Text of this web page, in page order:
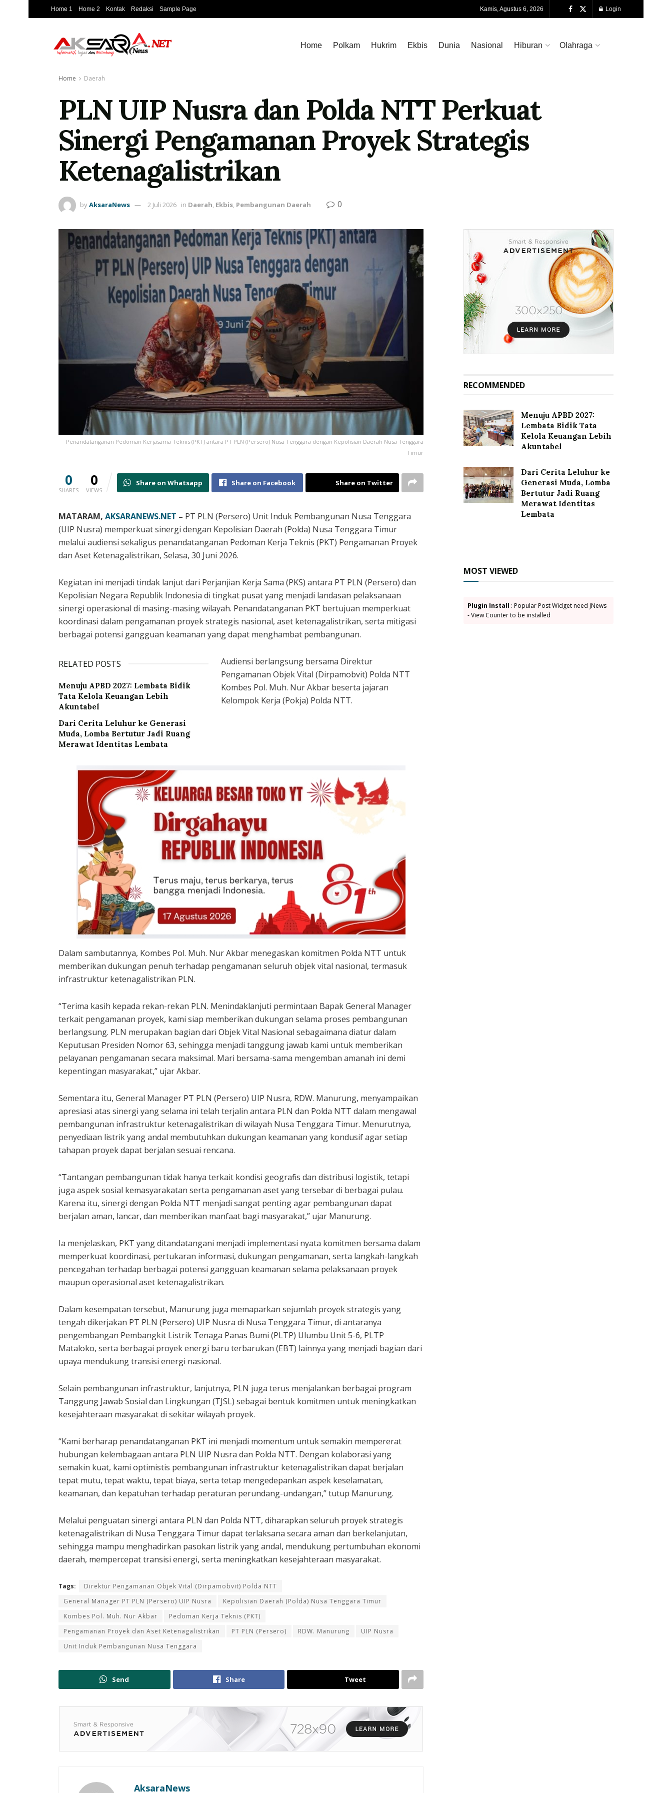
Home 1 Home 2 Kontak Redaksi Sample Page Kamis, Agustus 6, 2026 Login
Home Polkam Hukrim Ekbis Dunia Nasional Hiburan Olahraga
Home Daerah
PLN UIP Nusra dan Polda NTT Perkuat
Sinergi Pengamanan Proyek Strategis
Ketenagalistrikan
byAksaraNews 2 Juli 2026 in Daerah, Ekbis, Pembangunan Daerah 0
Penandatanganan Pedoman Kerjasama Teknis (PKT) antara PT PLN (Persero) Nusa Tenggara dengan Kepolisian Daerah Nusa Tenggara
Timur
0
SHARES
0
VIEWS
Share on Whatsapp Share on Facebook Share on Twitter
MATARAM, AKSARANEWS.NET – PT PLN (Persero) Unit Induk Pembangunan Nusa Tenggara
(UIP Nusra) memperkuat sinergi dengan Kepolisian Daerah (Polda) Nusa Tenggara Timur
melalui audiensi sekaligus penandatanganan Pedoman Kerja Teknis (PKT) Pengamanan Proyek
dan Aset Ketenagalistrikan, Selasa, 30 Juni 2026.
Kegiatan ini menjadi tindak lanjut dari Perjanjian Kerja Sama (PKS) antara PT PLN (Persero) dan
Kepolisian Negara Republik Indonesia di tingkat pusat yang menjadi landasan pelaksanaan
sinergi operasional di masing-masing wilayah. Penandatanganan PKT bertujuan memperkuat
koordinasi dalam pengamanan proyek strategis nasional, aset ketenagalistrikan, serta mitigasi
berbagai potensi gangguan keamanan yang dapat menghambat pembangunan.
RELATED POSTS
Menuju APBD 2027: Lembata Bidik
Tata Kelola Keuangan Lebih
Akuntabel
Dari Cerita Leluhur ke Generasi
Muda, Lomba Bertutur Jadi Ruang
Merawat Identitas Lembata
Audiensi berlangsung bersama Direktur
Pengamanan Objek Vital (Dirpamobvit) Polda NTT
Kombes Pol. Muh. Nur Akbar beserta jajaran
Kelompok Kerja (Pokja) Polda NTT.
Dalam sambutannya, Kombes Pol. Muh. Nur Akbar menegaskan komitmen Polda NTT untuk
memberikan dukungan penuh terhadap pengamanan seluruh objek vital nasional, termasuk
infrastruktur ketenagalistrikan PLN.
“Terima kasih kepada rekan-rekan PLN. Menindaklanjuti permintaan Bapak General Manager
terkait pengamanan proyek, kami siap memberikan dukungan selama proses pembangunan
berlangsung. PLN merupakan bagian dari Objek Vital Nasional sebagaimana diatur dalam
Keputusan Presiden Nomor 63, sehingga menjadi tanggung jawab kami untuk memberikan
pelayanan pengamanan secara maksimal. Mari bersama-sama mengemban amanah ini demi
kepentingan masyarakat,” ujar Akbar.
Sementara itu, General Manager PT PLN (Persero) UIP Nusra, RDW. Manurung, menyampaikan
apresiasi atas sinergi yang selama ini telah terjalin antara PLN dan Polda NTT dalam mengawal
pembangunan infrastruktur ketenagalistrikan di wilayah Nusa Tenggara Timur. Menurutnya,
penyediaan listrik yang andal membutuhkan dukungan keamanan yang kondusif agar setiap
tahapan proyek dapat berjalan sesuai rencana.
“Tantangan pembangunan tidak hanya terkait kondisi geografis dan distribusi logistik, tetapi
juga aspek sosial kemasyarakatan serta pengamanan aset yang tersebar di berbagai pulau.
Karena itu, sinergi dengan Polda NTT menjadi sangat penting agar pembangunan dapat
berjalan aman, lancar, dan memberikan manfaat bagi masyarakat,” ujar Manurung.
Ia menjelaskan, PKT yang ditandatangani menjadi implementasi nyata komitmen bersama dalam
memperkuat koordinasi, pertukaran informasi, dukungan pengamanan, serta langkah-langkah
pencegahan terhadap berbagai potensi gangguan keamanan selama pelaksanaan proyek
maupun operasional aset ketenagalistrikan.
Dalam kesempatan tersebut, Manurung juga memaparkan sejumlah proyek strategis yang
tengah dikerjakan PT PLN (Persero) UIP Nusra di Nusa Tenggara Timur, di antaranya
pengembangan Pembangkit Listrik Tenaga Panas Bumi (PLTP) Ulumbu Unit 5-6, PLTP
Mataloko, serta berbagai proyek energi baru terbarukan (EBT) lainnya yang menjadi bagian dari
upaya mendukung transisi energi nasional.
Selain pembangunan infrastruktur, lanjutnya, PLN juga terus menjalankan berbagai program
Tanggung Jawab Sosial dan Lingkungan (TJSL) sebagai bentuk komitmen untuk meningkatkan
kesejahteraan masyarakat di sekitar wilayah proyek.
“Kami berharap penandatanganan PKT ini menjadi momentum untuk semakin mempererat
hubungan kelembagaan antara PLN UIP Nusra dan Polda NTT. Dengan kolaborasi yang
semakin kuat, kami optimistis pembangunan infrastruktur ketenagalistrikan dapat berjalan
tepat mutu, tepat waktu, tepat biaya, serta tetap mengedepankan aspek keselamatan,
keamanan, dan kepatuhan terhadap peraturan perundang-undangan,” tutup Manurung.
Melalui penguatan sinergi antara PLN dan Polda NTT, diharapkan seluruh proyek strategis
ketenagalistrikan di Nusa Tenggara Timur dapat terlaksana secara aman dan berkelanjutan,
sehingga mampu menghadirkan pasokan listrik yang andal, mendukung pertumbuhan ekonomi
daerah, mempercepat transisi energi, serta meningkatkan kesejahteraan masyarakat.
Tags:
Direktur Pengamanan Objek Vital (Dirpamobvit) Polda NTT
General Manager PT PLN (Persero) UIP Nusra
Kepolisian Daerah (Polda) Nusa Tenggara Timur
Kombes Pol. Muh. Nur Akbar
Pedoman Kerja Teknis (PKT)
Pengamanan Proyek dan Aset Ketenagalistrikan
PT PLN (Persero) RDW. Manurung
UIP Nusra
Unit Induk Pembangunan Nusa Tenggara
Send Share Tweet
AksaraNews
RECOMMENDED
Menuju APBD 2027:
Lembata Bidik Tata
Kelola Keuangan Lebih
Akuntabel
Dari Cerita Leluhur ke
Generasi Muda, Lomba
Bertutur Jadi Ruang
Merawat Identitas
Lembata
MOST VIEWED
Plugin Install : Popular Post Widget need JNews
- View Counter to be installed